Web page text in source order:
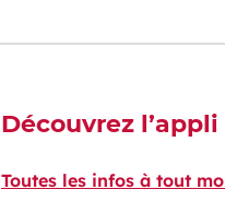
Découvrez l’appli
Toutes les infos à tout